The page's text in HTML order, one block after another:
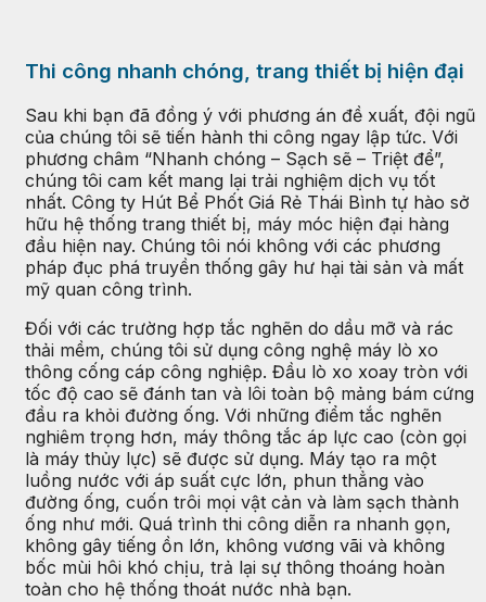
Thi công nhanh chóng, trang thiết bị hiện đại
Sau khi bạn đã đồng ý với phương án đề xuất, đội ngũ
của chúng tôi sẽ tiến hành thi công ngay lập tức. Với
phương châm “Nhanh chóng – Sạch sẽ – Triệt để”,
chúng tôi cam kết mang lại trải nghiệm dịch vụ tốt
nhất. Công ty Hút Bể Phốt Giá Rẻ Thái Bình tự hào sở
hữu hệ thống trang thiết bị, máy móc hiện đại hàng
đầu hiện nay. Chúng tôi nói không với các phương
pháp đục phá truyền thống gây hư hại tài sản và mất
mỹ quan công trình.
Đối với các trường hợp tắc nghẽn do dầu mỡ và rác
thải mềm, chúng tôi sử dụng công nghệ máy lò xo
thông cống cáp công nghiệp. Đầu lò xo xoay tròn với
tốc độ cao sẽ đánh tan và lôi toàn bộ mảng bám cứng
đầu ra khỏi đường ống. Với những điểm tắc nghẽn
nghiêm trọng hơn, máy thông tắc áp lực cao (còn gọi
là máy thủy lực) sẽ được sử dụng. Máy tạo ra một
luồng nước với áp suất cực lớn, phun thẳng vào
đường ống, cuốn trôi mọi vật cản và làm sạch thành
ống như mới. Quá trình thi công diễn ra nhanh gọn,
không gây tiếng ồn lớn, không vương vãi và không
bốc mùi hôi khó chịu, trả lại sự thông thoáng hoàn
toàn cho hệ thống thoát nước nhà bạn.